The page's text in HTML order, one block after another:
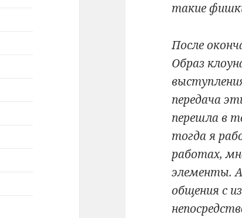
такие
После
Образ
передача
перешла в
тогда я
работах,
элементы.
общения с